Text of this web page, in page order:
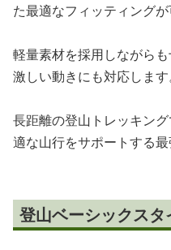
た最適なフィッティングが
軽量素材を採用しながら
激しい動きにも対応します
長距離の登山トレッキン
適な山行をサポートする最
登山ベーシックス